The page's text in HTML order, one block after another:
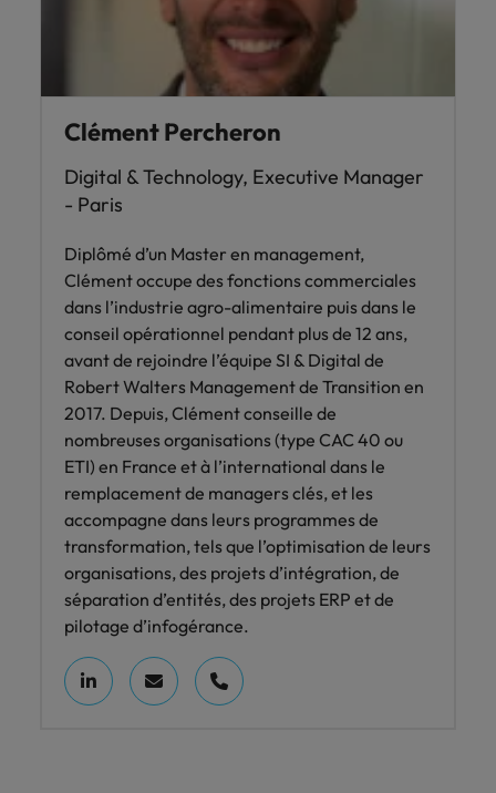
Clément Percheron
Digital & Technology, Executive Manager
- Paris
Diplômé d’un Master en management,
Clément occupe des fonctions commerciales
dans l’industrie agro-alimentaire puis dans le
conseil opérationnel pendant plus de 12 ans,
avant de rejoindre l’équipe SI & Digital de
Robert Walters Management de Transition en
2017. Depuis, Clément conseille de
nombreuses organisations (type CAC 40 ou
ETI) en France et à l’international dans le
remplacement de managers clés, et les
accompagne dans leurs programmes de
transformation, tels que l’optimisation de leurs
organisations, des projets d’intégration, de
séparation d’entités, des projets ERP et de
pilotage d’infogérance.